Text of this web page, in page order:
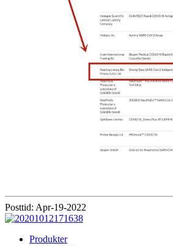
Posttid: Apr-19-2022
Produkter